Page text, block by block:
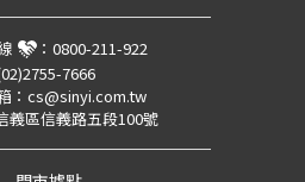
： 0800-211-922
7666
： cs@sinyi.com.tw
義區信義路五段100號